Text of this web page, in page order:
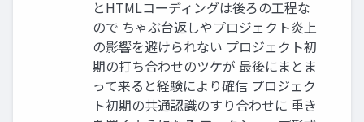
とHTMLコーディングは後ろの工程な
ので ちゃぶ台返しやプロジェクト炎上
の影響を避けられない プロジェクト初
期の打ち合わせのツケが 最後にまとま
って来ると経験により確信 プロジェク
ト初期の共通認識のすり合わせに 重き